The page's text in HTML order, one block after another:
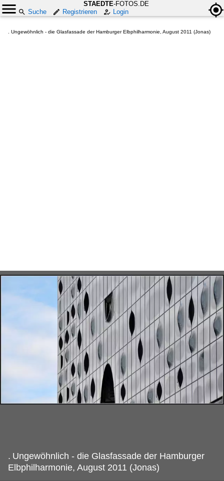
STAEDTE-FOTOS.DE
Suche
Registrieren Login
. Ungewöhnlich - die Glasfassade der Hamburger Elbphilharmonie, August 2011 (Jonas)
. Ungewöhnlich - die Glasfassade der Hamburger
Elbphilharmonie, August 2011 (Jonas)